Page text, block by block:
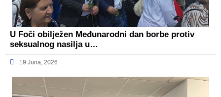
U Foči obilježen Međunarodni dan borbe protiv
seksualnog nasilja u…
19 Juna, 2026